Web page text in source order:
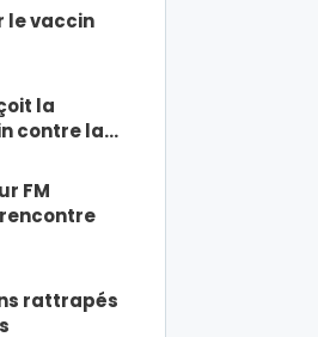
le vaccin
la
contre la…
FM
rattrapés